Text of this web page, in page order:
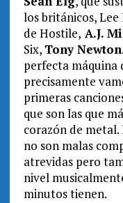
los británicos,
de Hostile, A.J.
Six, Tony Newton
perfecta máquina
precisamente
primeras
que son las que
corazón de
no son malas
atrevidas pero
nivel
minutos tienen.